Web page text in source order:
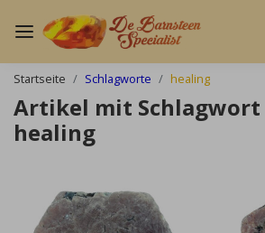
Startseite Schlagworte healing
Artikel mit Schlagwort
healing